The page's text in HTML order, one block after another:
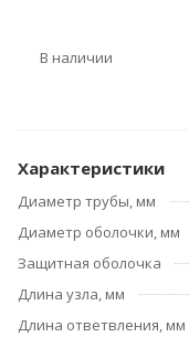
В наличии
Характеристики
Диаметр трубы, мм
Диаметр оболочки, мм
Защитная оболочка
Длина узла, мм
Длина ответвления, мм